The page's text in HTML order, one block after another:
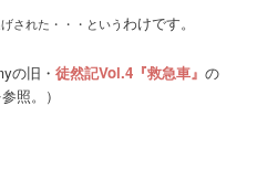
された・・・という わけです。
の旧・ 徒然記Vol.4『救急車』 の
照。）